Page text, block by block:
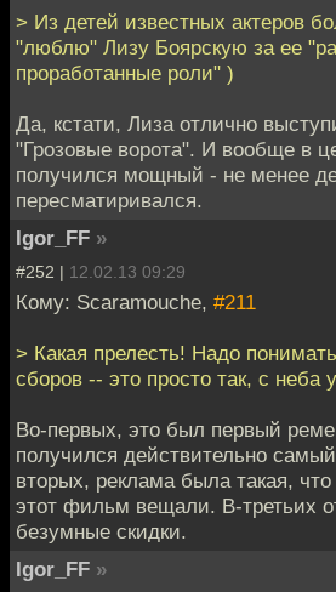
> Из детей известных актеров
"люблю" Лизу Боярскую за ее
проработанные роли" )
Да, кстати, Лиза отлично
"Грозовые ворота". И вообще в
получился мощный - не менее
пересматиривался.
Igor_FF »
#252 | 12.02.13 09:29
Кому: Scaramouche, #211
> Какая прелесть! Надо
сборов -- это просто так, с неба
Во-первых, это был первый
получился действительно
вторых, реклама была такая,
этот фильм вещали. В-третьих
безумные скидки.
Igor_FF »